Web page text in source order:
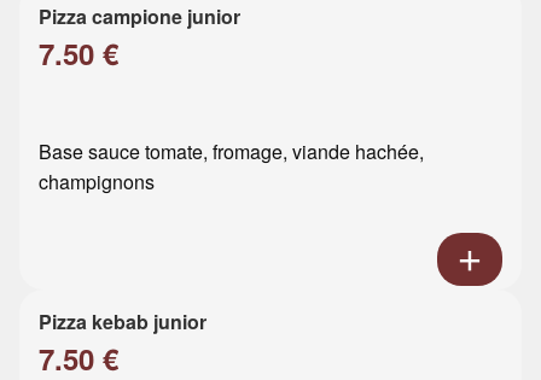
Pizza campione junior
7.50 €
Base sauce tomate, fromage, viande hachée,
champignons
Pizza kebab junior
7.50 €